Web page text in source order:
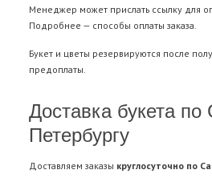
Менеджер может прислать ссылку для
Подробнее — способы оплаты заказа.
Букет и цветы резервируются после
предоплаты.
Доставка букета по
Петербургу
Доставляем заказы круглосуточно по